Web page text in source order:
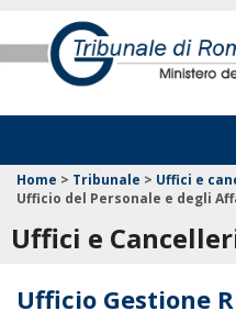
Home > Tribunale > Uffici e
Ufficio del Personale e degli
Uffici e
Ufficio Gestione